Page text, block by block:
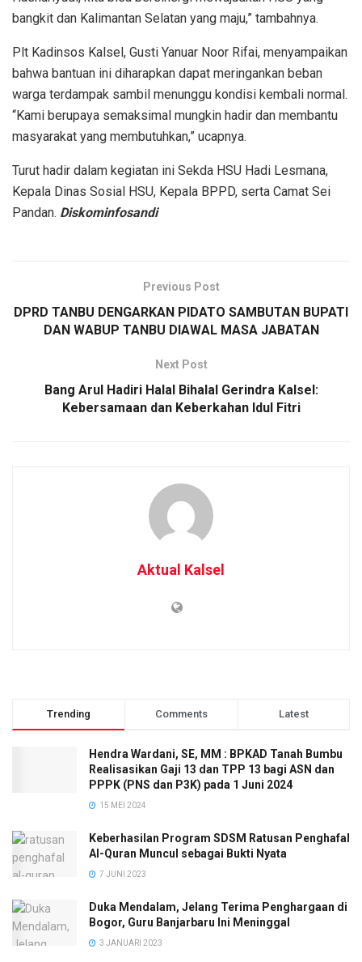
bangkit dan Kalimantan Selatan yang maju,” tambahnya.
Plt Kadinsos Kalsel, Gusti Yanuar Noor Rifai, menyampaikan
bahwa bantuan ini diharapkan dapat meringankan beban
warga terdampak sambil menunggu kondisi kembali normal.
“Kami berupaya semaksimal mungkin hadir dan membantu
masyarakat yang membutuhkan,” ucapnya.
Turut hadir dalam kegiatan ini Sekda HSU Hadi Lesmana,
Kepala Dinas Sosial HSU, Kepala BPPD, serta Camat Sei
Pandan. Diskominfosandi
Previous Post
DPRD TANBU DENGARKAN PIDATO SAMBUTAN BUPATI
DAN WABUP TANBU DIAWAL MASA JABATAN
Next Post
Bang Arul Hadiri Halal Bihalal Gerindra Kalsel:
Kebersamaan dan Keberkahan Idul Fitri
Aktual Kalsel
Trending Comments Latest
Hendra Wardani, SE, MM : BPKAD Tanah Bumbu
Realisasikan Gaji 13 dan TPP 13 bagi ASN dan
PPPK (PNS dan P3K) pada 1 Juni 2024
15 MEI 2024
Keberhasilan Program SDSM Ratusan Penghafal
Al-Quran Muncul sebagai Bukti Nyata
7 JUNI 2023
Duka Mendalam, Jelang Terima Penghargaan di
Bogor, Guru Banjarbaru Ini Meninggal
3 JANUARI 2023